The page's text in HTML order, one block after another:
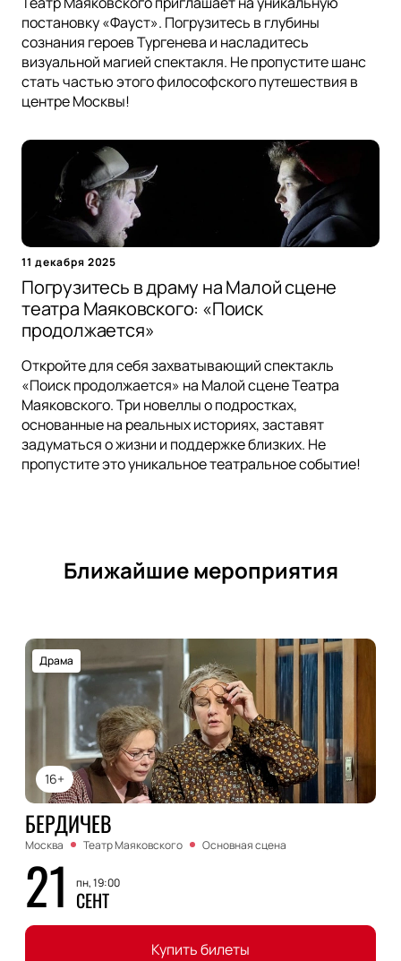
постановку «Фауст». Погрузитесь в глубины
сознания героев Тургенева и насладитесь
визуальной магией спектакля. Не пропустите шанс
стать частью этого философского путешествия в
центре Москвы!
11 декабря 2025
Погрузитесь в драму на Малой сцене
театра Маяковского: «Поиск
продолжается»
Откройте для себя захватывающий спектакль
«Поиск продолжается» на Малой сцене Театра
Маяковского. Три новеллы о подростках,
основанные на реальных историях, заставят
задуматься о жизни и поддержке близких. Не
пропустите это уникальное театральное событие!
Ближайшие мероприятия
16+
Драма
БЕРДИЧЕВ
Москва Театр Маяковского Основная сцена
21 пн, 19:00
СЕНТ
Купить билеты